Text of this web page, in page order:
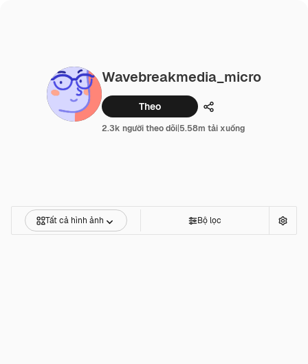
Wavebreakmedia_micro
Theo Chia sẻ
2.3k người theo dõi|5.58m tải xuống
Tất cả hình ảnh Bộ lọc